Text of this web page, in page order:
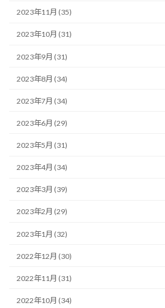
2023年11月 (35)
2023年10月 (31)
2023年9月 (31)
2023年8月 (34)
2023年7月 (34)
2023年6月 (29)
2023年5月 (31)
2023年4月 (34)
2023年3月 (39)
2023年2月 (29)
2023年1月 (32)
2022年12月 (30)
2022年11月 (31)
2022年10月 (34)